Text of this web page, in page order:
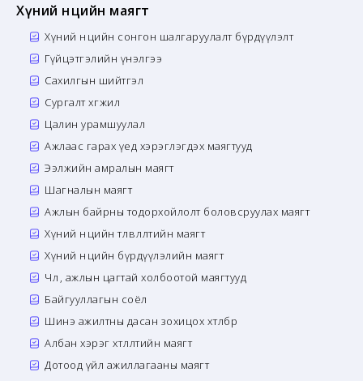
Хүний нөөцийн маягт
Хүний нөөцийн сонгон шалгаруулалт бүрдүүлэлт
Гүйцэтгэлийн үнэлгээ
Сахилгын шийтгэл
Сургалт хөгжил
Цалин урамшуулал
Ажлаас гарах үед хэрэглэгдэх маягтууд
Ээлжийн амралын маягт
Шагналын маягт
Ажлын байрны тодорхойлолт боловсруулах маягт
Хүний нөөцийн төлөвлөлтийн маягт
Хүний нөөцийн бүрдүүлэлийн маягт
Чөлөө, ажлын цагтай холбоотой маягтууд
Байгууллагын соёл
Шинэ ажилтны дасан зохицох хөтөлбөр
Албан хэрэг хөтлөлтийн маягт
Дотоод үйл ажиллагааны маягт